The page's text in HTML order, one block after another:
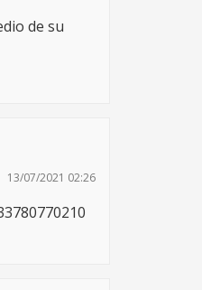
de su
13/07/2021 02:26